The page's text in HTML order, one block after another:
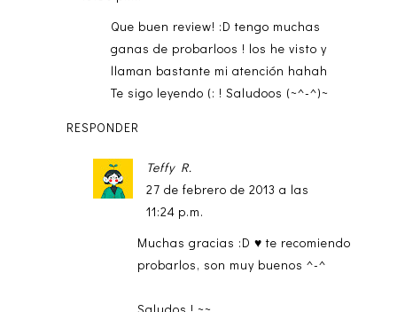
Que buen review! :D tengo muchas
ganas de probarloos ! los he visto y
llaman bastante mi atención hahah
Te sigo leyendo (: ! Saludoos (~^-^)~
RESPONDER
Teffy R.
27 de febrero de 2013 a las
11:24 p.m.
Muchas gracias :D ♥ te recomiendo
probarlos, son muy buenos ^-^